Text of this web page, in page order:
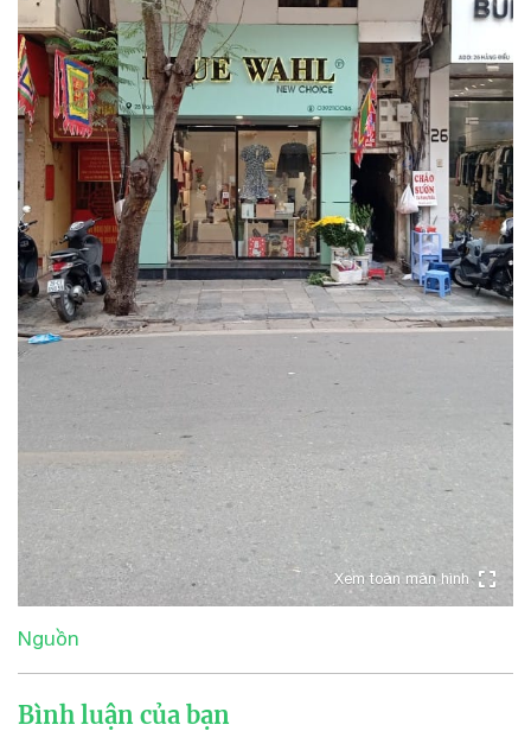
Xem toàn màn hình
Nguồn
Bình luận của bạn